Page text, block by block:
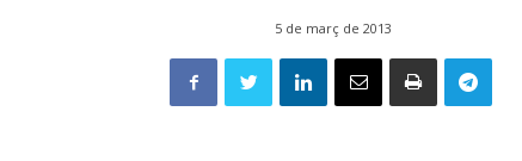
5 de març de 2013